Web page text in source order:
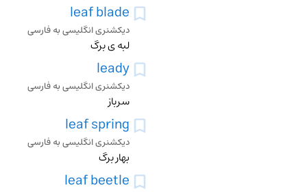
leaf blade
دیکشنری انگلیسی به فارسی
لبه ی برگ
leady
دیکشنری انگلیسی به فارسی
سرباز
leaf spring
دیکشنری انگلیسی به فارسی
بهار برگ
leaf beetle